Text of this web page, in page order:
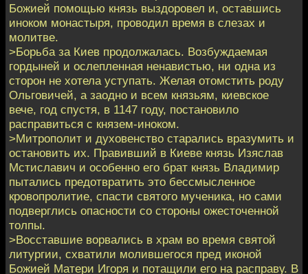
Божией помощью князь выздоровел и, оставшись
иноком монастыря, проводил время в слезах и
молитве.
>Борьба за Киев продолжалась. Возбуждаемая
гордыней и ослепленная ненавистью, ни одна из
сторон не хотела уступать. Желая отомстить роду
Ольговичей, а заодно и всем князьям, киевское
вече, год спустя, в 1147 году, постановило
расправиться с князем-иноком.
>Митрополит и духовенство старались вразумить и
остановить их. Правивший в Киеве князь Изяслав
Мстиславич и особенно его брат князь Владимир
пытались предотвратить это бессмысленное
кровопролитие, спасти святого мученика, но сами
подверглись опасности со стороны ожесточенной
толпы.
>Восставшие ворвались в храм во время святой
литургии, схватили молившегося пред иконой
Божией Матери Игоря и потащили его на расправу. В